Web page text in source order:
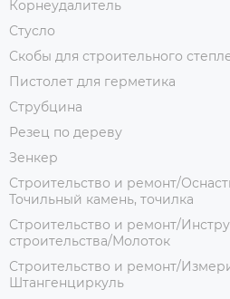
Корнеудалитель
Стусло
Скобы для строительного
Пистолет для герметика
Струбцина
Резец по дереву
Зенкер
Строительство и ремонт/
Точильный камень, точилка
Строительство и ремонт/
строительства/Молоток
Строительство и ремонт/
Штангенциркуль